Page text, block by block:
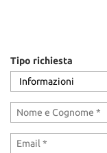
Tipo richiesta
che
adottiamo
per
offrire
le
funzionalità
e